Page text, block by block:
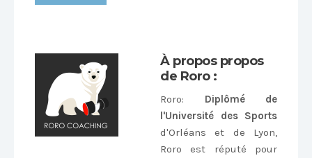
À propos propos
de Roro :
Roro: Diplômé de
l'Université des Sports
d'Orléans et de Lyon,
Roro est réputé pour